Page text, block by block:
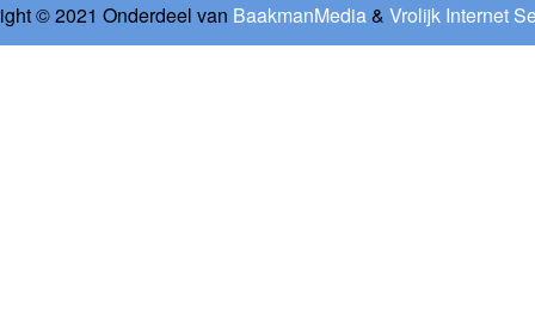
© 2021 Onderdeel van BaakmanMedia& Vrolijk Internet